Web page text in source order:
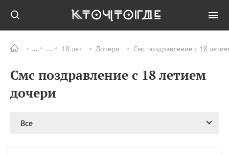
18 лет Дочери Смс поздравление с 18
Смс поздравление с 18 летием
дочери
Все
ПРАЗДНИКИ Все
06.08 Преображение
Господне у западных
Романа и Давида